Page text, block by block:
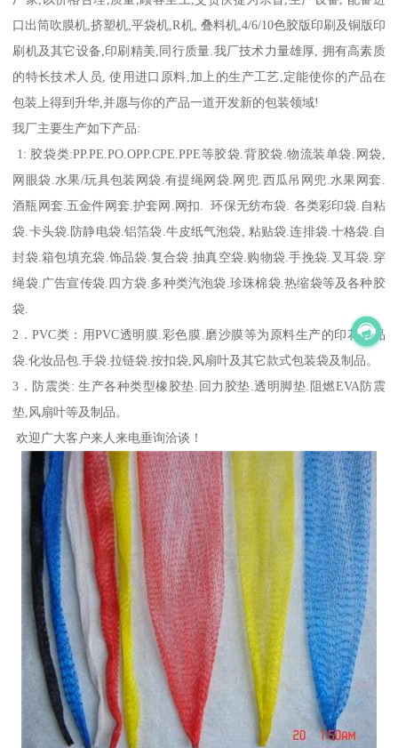
口出筒吹膜机,挤塑机,平袋机,R机, 叠料机,4/6/10色胶版印刷及铜版印
刷机及其它设备,印刷精美,同行质量.我厂技术力量雄厚, 拥有高素质
的特长技术人员, 使用进口原料,加上的生产工艺,定能使你的产品在
包装上得到升华,并愿与你的产品一道开发新的包装领域!
我厂主要生产如下产品:
1: 胶袋类:PP.PE.PO.OPP.CPE.PPE等胶袋.背胶袋.物流装单袋.网袋,
网眼袋.水果/玩具包装网袋.有提绳网袋.网兜.西瓜吊网兜.水果网套.
酒瓶网套.五金件网套.护套网.网扣. 环保无纺布袋. 各类彩印袋.自粘
袋.卡头袋.防静电袋.铝箔袋.牛皮纸气泡袋, 粘贴袋.连排袋.十格袋.自
封袋.箱包填充袋.饰品袋.复合袋.抽真空袋.购物袋.手挽袋.叉耳袋.穿
绳袋.广告宣传袋.四方袋.多种类汽泡袋.珍珠棉袋.热缩袋等及各种胶
袋.
2．PVC类：用PVC透明膜.彩色膜.磨沙膜等为原料生产的印花礼品
袋.化妆品包.手袋.拉链袋.按扣袋,风扇叶及其它款式包装袋及制品。
3．防震类: 生产各种类型橡胶垫.回力胶垫.透明脚垫.阻燃EVA防震
垫,风扇叶等及制品。
欢迎广大客户来人来电垂询洽谈！